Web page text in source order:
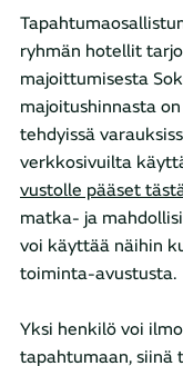
ryhmän hotellit
majoittumisesta
majoitushinnasta
tehdyissä
verkkosivuilta
vustolle pääset
matka- ja
voi käyttää näihin
toiminta-avustusta.
Yksi henkilö voi
tapahtumaan, siinä